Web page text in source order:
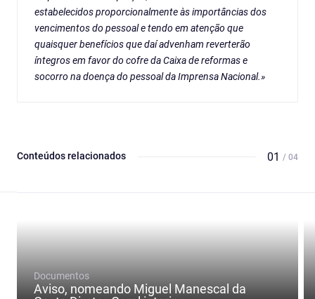
estabelecidos proporcionalmente às importâncias dos
vencimentos do pessoal e tendo em atenção que
quaisquer benefícios que daí advenham reverterão
íntegros em favor do cofre da Caixa de reformas e
socorro na doença do pessoal da Imprensa Nacional.»
Conteúdos relacionados 01 / 04
Documentos
Aviso, nomeando Miguel Manescal da